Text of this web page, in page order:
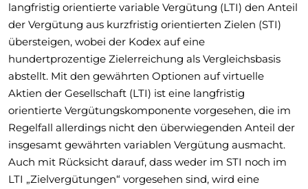
langfristig orientierte variable Vergütung (LTI) den Anteil
der Vergütung aus kurzfristig orientierten Zielen (STI)
übersteigen, wobei der Kodex auf eine
hundertprozentige Zielerreichung als Vergleichsbasis
abstellt. Mit den gewährten Optionen auf virtuelle
Aktien der Gesellschaft (LTI) ist eine langfristig
orientierte Vergütungskomponente vorgesehen, die im
Regelfall allerdings nicht den überwiegenden Anteil der
insgesamt gewährten variablen Vergütung ausmacht.
Auch mit Rücksicht darauf, dass weder im STI noch im
LTI „Zielvergütungen“ vorgesehen sind, wird eine